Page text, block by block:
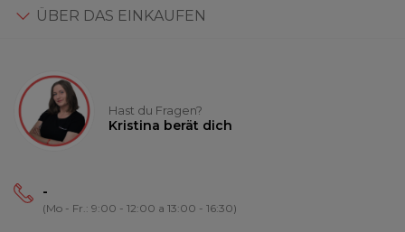
ÜBER DAS EINKAUFEN
Hast du Fragen?
Kristina berät dich
-
(Mo - Fr.: 9:00 - 12:00 a 13:00 - 16:30)